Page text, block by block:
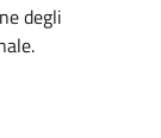
degli